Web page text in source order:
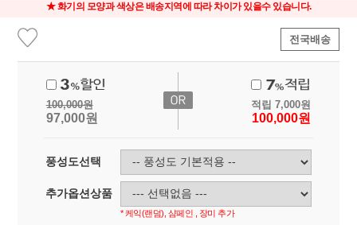
★ 화기의 모양과 색상은 배송지역에 따라 차이가 있을수 있습니다.
전국배송
100,000원
97,000원
적립 7,000원
100,000원
풍성도선택
추가옵션상품
* 케익(랜덤), 샴페인 , 장미 추가